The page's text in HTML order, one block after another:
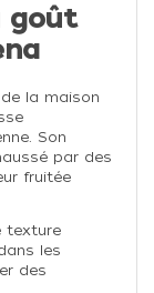
goût
la maison
Son
par des
fruitée
texture
les
des